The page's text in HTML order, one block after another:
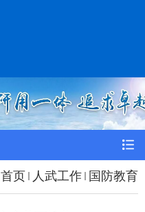
首页 人武工作 国防教育